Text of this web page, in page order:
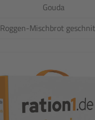
Gouda
Roggen-Mischbrot